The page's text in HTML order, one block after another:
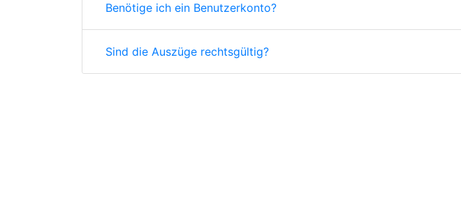
Benötige ich ein Benutzerkonto?
Sind die Auszüge rechtsgültig?